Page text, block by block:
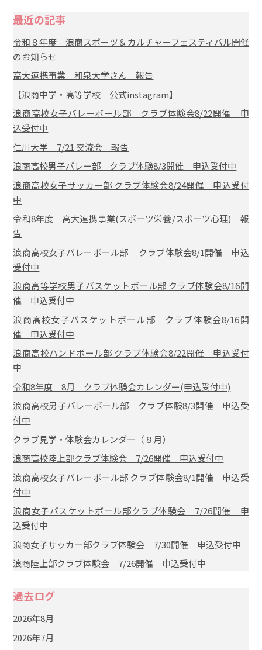
最近の記事
令和８年度 浪商スポーツ＆カルチャーフェスティバル開催
のお知らせ
高大連携事業 和泉大学さん 報告
【浪商中学・高等学校 公式instagram】
浪商高校女子バレーボール部 クラブ体験会8/22開催 申
込受付中
仁川大学 7/21 交流会 報告
浪商高校男子バレー部 クラブ体験8/3開催 申込受付中
浪商高校女子サッカー部 クラブ体験会8/24開催 申込受付
中
令和8年度 高大連携事業(スポーツ栄養/スポーツ心理) 報
告
浪商高校女子バレーボール部 クラブ体験会8/1開催 申込
受付中
浪商高等学校男子バスケットボール部 クラブ体験会8/16開
催 申込受付中
浪商高校女子バスケットボール部 クラブ体験会8/16開
催 申込受付中
浪商高校ハンドボール部 クラブ体験会8/22開催 申込受付
中
令和8年度 8月 クラブ体験会カレンダー(申込受付中)
浪商高校男子バレーボール部 クラブ体験8/3開催 申込受
付中
クラブ見学・体験会カレンダー（８月）
浪商高校陸上部クラブ体験会 7/26開催 申込受付中
浪商高校女子バレーボール部 クラブ体験会8/1開催 申込受
付中
浪商女子バスケットボール部クラブ体験会 7/26開催 申
込受付中
浪商女子サッカー部クラブ体験会 7/30開催 申込受付中
浪商陸上部クラブ体験会 7/26開催 申込受付中
過去ログ
2026年8月
2026年7月